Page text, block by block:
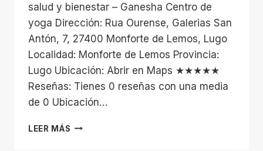
salud y bienestar – Ganesha Centro de
yoga Dirección: Rua Ourense, Galerias San
Antón, 7, 27400 Monforte de Lemos, Lugo
Localidad: Monforte de Lemos Provincia:
Lugo Ubicación: Abrir en Maps ★★★★★
Reseñas: Tienes 0 reseñas con una media
de 0 Ubicación…
LEER MÁS GANESHA